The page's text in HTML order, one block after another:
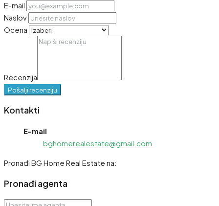
E-mail
Naslov
Ocena
Recenzija
Pošalji recenziju
Kontakti
E-mail
bghomerealestate@gmail.com
Pronađi BG Home Real Estate na:
Pronađi agenta